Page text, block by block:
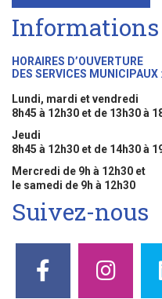
HORAIRES D’OUVERTURE
DES SERVICES MUNICIPAUX :
Lundi, mardi et vendredi
8h45 à 12h30 et de 13h30 à
Jeudi
8h45 à 12h30 et de 14h30 à
Mercredi de 9h à 12h30 et
le samedi de 9h à 12h30
Suivez-nous